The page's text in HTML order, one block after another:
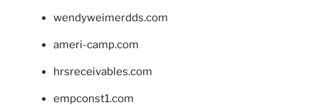
wendyweimerdds.com
ameri-camp.com
hrsreceivables.com
empconst1.com